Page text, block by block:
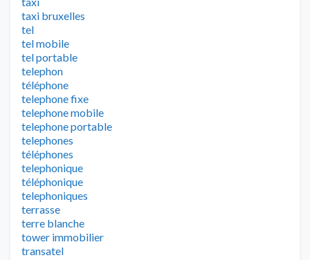
taxi bruxelles
tel
tel mobile
tel portable
telephon
téléphone
telephone fixe
telephone mobile
telephone portable
telephones
téléphones
telephonique
téléphonique
telephoniques
terrasse
terre blanche
tower immobilier
transatel